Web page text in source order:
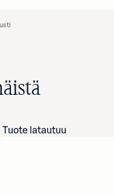
Tuote latautuu